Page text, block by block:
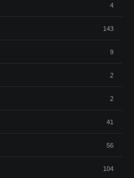
4
143
9
2
2
41
56
104